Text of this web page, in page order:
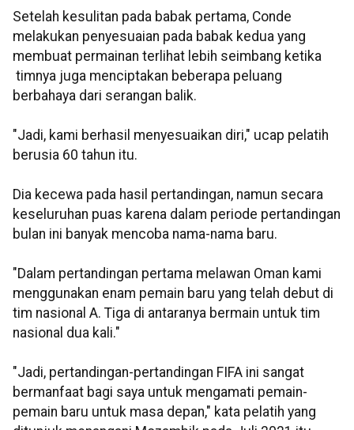
Setelah kesulitan pada babak pertama, Conde
melakukan penyesuaian pada babak kedua yang
membuat permainan terlihat lebih seimbang ketika
timnya juga menciptakan beberapa peluang
berbahaya dari serangan balik.
"Jadi, kami berhasil menyesuaikan diri," ucap pelatih
berusia 60 tahun itu.
Dia kecewa pada hasil pertandingan, namun secara
keseluruhan puas karena dalam periode pertandingan
bulan ini banyak mencoba nama-nama baru.
"Dalam pertandingan pertama melawan Oman kami
menggunakan enam pemain baru yang telah debut di
tim nasional A. Tiga di antaranya bermain untuk tim
nasional dua kali."
"Jadi, pertandingan-pertandingan FIFA ini sangat
bermanfaat bagi saya untuk mengamati pemain-
pemain baru untuk masa depan," kata pelatih yang